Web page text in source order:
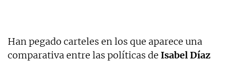
Han pegado carteles en los que aparece una
comparativa entre las políticas de Isabel Díaz